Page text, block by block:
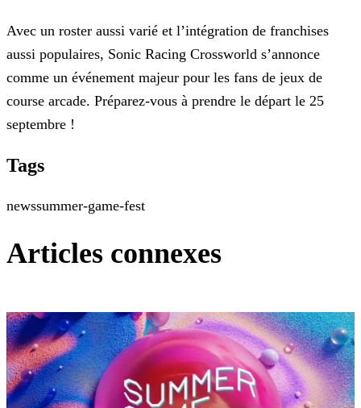
Avec un roster aussi varié et l’intégration de franchises
aussi populaires, Sonic Racing Crossworld s’annonce
comme un événement majeur pour les fans de jeux de
course arcade. Préparez-vous à prendre le départ le 25
septembre !
Tags
newssummer-game-fest
Articles connexes